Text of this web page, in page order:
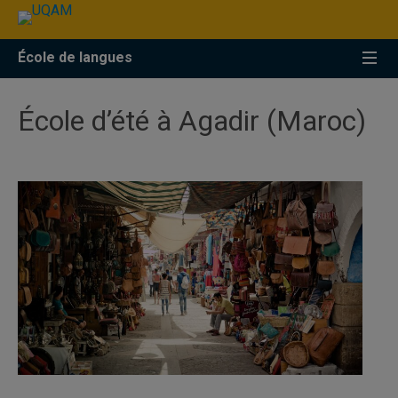
Accéder
recherche
Accéder
menu
pricipal
Accéder
zone
École de langues
École d’été à Agadir (Maroc)